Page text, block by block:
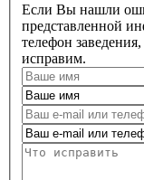
Если Вы нашли
представленной
телефон
исправим.